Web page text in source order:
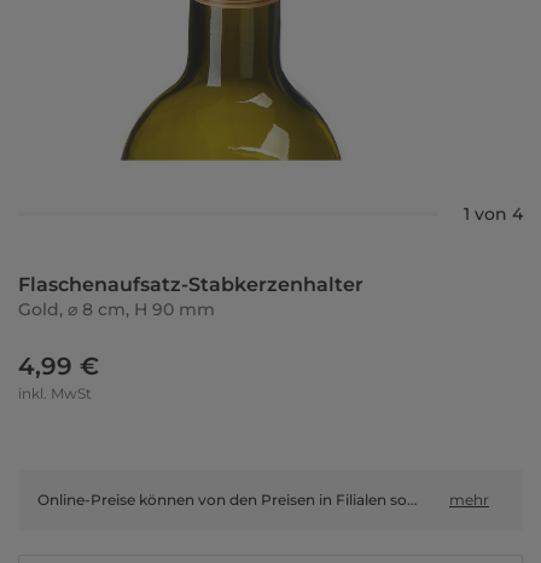
1 von 4
Flaschenaufsatz-Stabkerzenhalter
Gold, ⌀ 8 cm, H 90 mm
4,99 €
inkl. MwSt
Online-Preise können von den Preisen in Filialen sowie Shop-in-Shop-Flächen abweichen. mehr